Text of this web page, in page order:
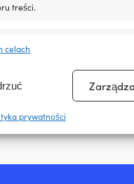
treści.
automatycznie.
oszustwom i
reklam i
oraz
celach
prywatności
ceny do
znajdziesz go